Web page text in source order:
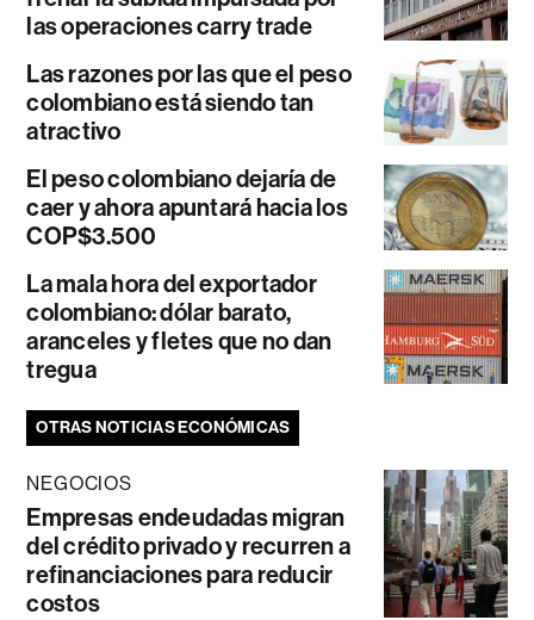
las operaciones carry trade
Las razones por las que el peso
colombiano está siendo tan
atractivo
El peso colombiano dejaría de
caer y ahora apuntará hacia los
COP$3.500
La mala hora del exportador
colombiano: dólar barato,
aranceles y fletes que no dan
tregua
OTRAS NOTICIAS ECONÓMICAS
NEGOCIOS
Empresas endeudadas migran
del crédito privado y recurren a
refinanciaciones para reducir
costos